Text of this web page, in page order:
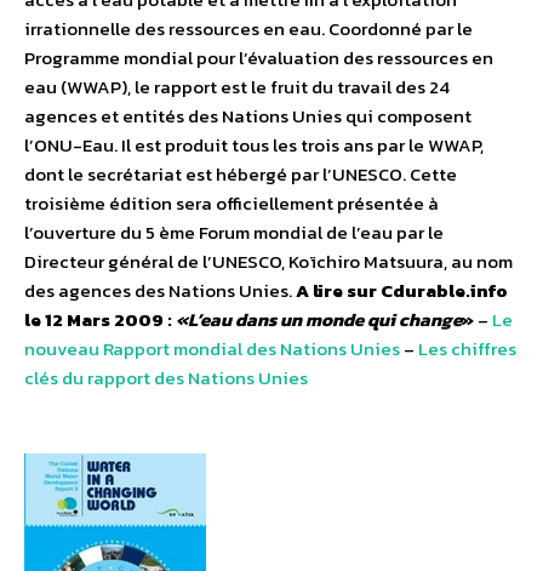
irrationnelle des ressources en eau. Coordonné par le
Programme mondial pour l’évaluation des ressources en
eau (WWAP), le rapport est le fruit du travail des 24
agences et entités des Nations Unies qui composent
l’ONU-Eau. Il est produit tous les trois ans par le WWAP,
dont le secrétariat est hébergé par l’UNESCO. Cette
troisième édition sera officiellement présentée à
l’ouverture du 5 ème Forum mondial de l’eau par le
Directeur général de l’UNESCO, Koïchiro Matsuura, au nom
des agences des Nations Unies.A lire sur Cdurable.info
le 12 Mars 2009 :«L’eau dans un monde qui change»– Le
nouveau Rapport mondial des Nations Unies– Les chiffres
clés du rapport des Nations Unies